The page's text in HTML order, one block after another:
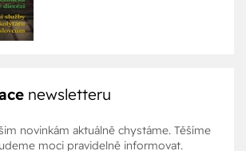
newsletteru
novinkám aktuálně chystáme. Těšíme
moci pravidelně informovat.